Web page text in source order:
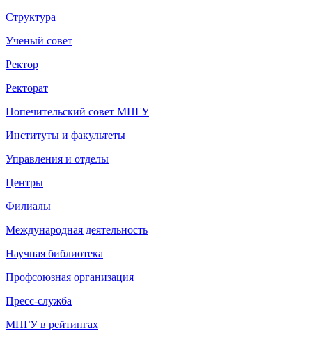
Структура
Ученый совет
Ректор
Ректорат
Попечительский совет МПГУ
Институты и факультеты
Управления и отделы
Центры
Филиалы
Международная деятельность
Научная библиотека
Профсоюзная организация
Пресс-служба
МПГУ в рейтингах